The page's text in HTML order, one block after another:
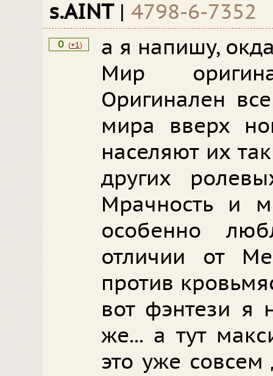
s.AINT | 4798-6-7352
0 (+1)
а я напишу,
Мир
Оригинален
мира вверх
населяют их
других
Мрачность и
особенно
отличии от
против
вот фэнтези я
же... а тут
это уже совсем